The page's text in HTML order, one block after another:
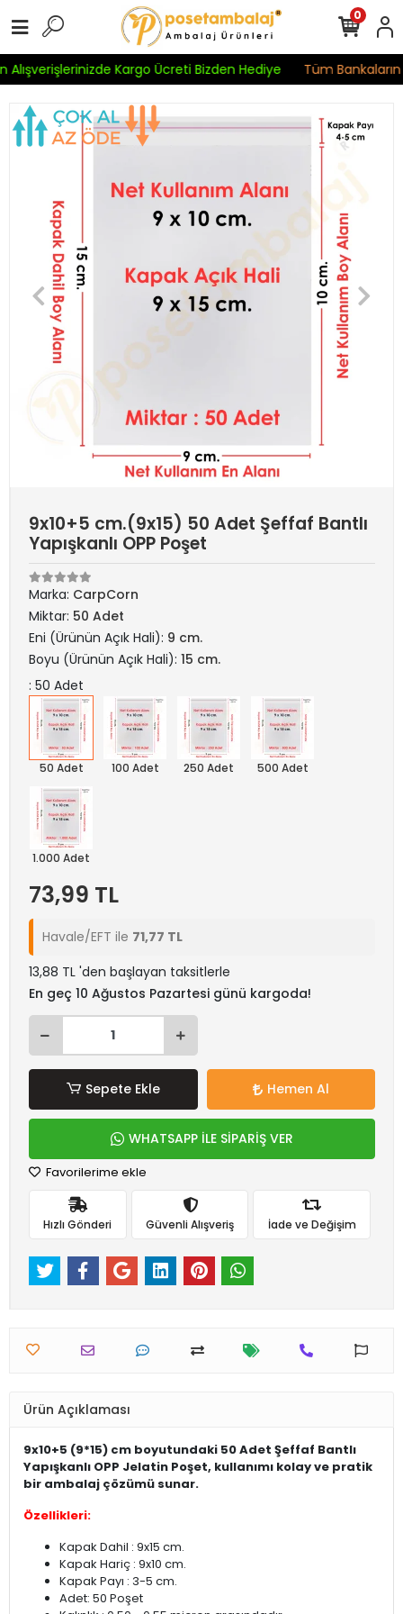
Kargo Ücreti Bizden Hediye Tüm
0
9x10+5 cm.(9x15) 50 Adet Şeffaf Bantlı
Yapışkanlı OPP Poşet
Marka: CarpCorn
Miktar: 50 Adet
Eni (Ürünün Açık Hali): 9 cm.
Boyu (Ürünün Açık Hali): 15 cm.
: 50 Adet
50 Adet 100 Adet 250 Adet 500 Adet
1.000 Adet
73,99 TL
Havale/EFT ile 71,77 TL
13,88 TL 'den başlayan taksitlerle
En geç 10 Ağustos Pazartesi günü kargoda!
Sepete Ekle Hemen Al
WHATSAPP İLE SİPARİŞ VER
Favorilerime ekle
Hızlı Gönderi Güvenli Alışveriş İade ve Değişim
Ürün Açıklaması
9x10+5 (9*15) cm boyutundaki 50 Adet Şeffaf Bantlı
Yapışkanlı OPP Jelatin Poşet, kullanımı kolay ve pratik
bir ambalaj çözümü sunar.
Özellikleri:
Kapak Dahil : 9x15 cm.
Kapak Hariç : 9x10 cm.
Kapak Payı : 3-5 cm.
Adet: 50 Poşet